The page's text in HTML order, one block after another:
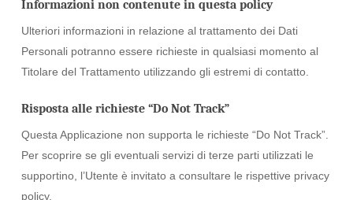
Informazioni non contenute in questa policy
Ulteriori informazioni in relazione al trattamento dei Dati
Personali potranno essere richieste in qualsiasi momento al
Titolare del Trattamento utilizzando gli estremi di contatto.
Risposta alle richieste “Do Not Track”
Questa Applicazione non supporta le richieste “Do Not Track”.
Per scoprire se gli eventuali servizi di terze parti utilizzati le
supportino, l’Utente è invitato a consultare le rispettive privacy
policy.